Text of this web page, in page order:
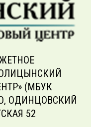
(МБУК
ОДИНЦОВСКИЙ
52